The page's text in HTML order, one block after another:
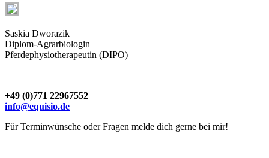
Saskia Dworazik
Diplom-Agrarbiologin
Pferdephysiotherapeutin (DIPO)
+49 (0)771 22967552
info@equisio.de
Für Terminwünsche oder Fragen melde dich gerne bei mir!